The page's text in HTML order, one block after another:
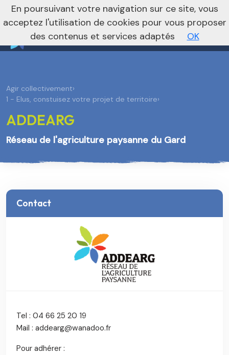
Vers le site national
nivo_2026: 1
Agir collectivement›
1 - Elus, constuisez votre projet de territoire›
ADDEARG
Réseau de l'agriculture paysanne du Gard
Contact
Tel : 04 66 25 20 19
Mail : addearg@wanadoo.fr
Pour adhérer :
En poursuivant votre navigation sur ce site, vous
acceptez l'utilisation de cookies pour vous proposer
des contenus et services adaptés
OK